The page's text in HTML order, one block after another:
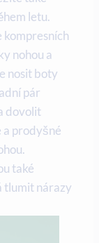
letu.
nohou a
nosit boty
pár
dovolit
a prodyšné
také
tlumit nárazy